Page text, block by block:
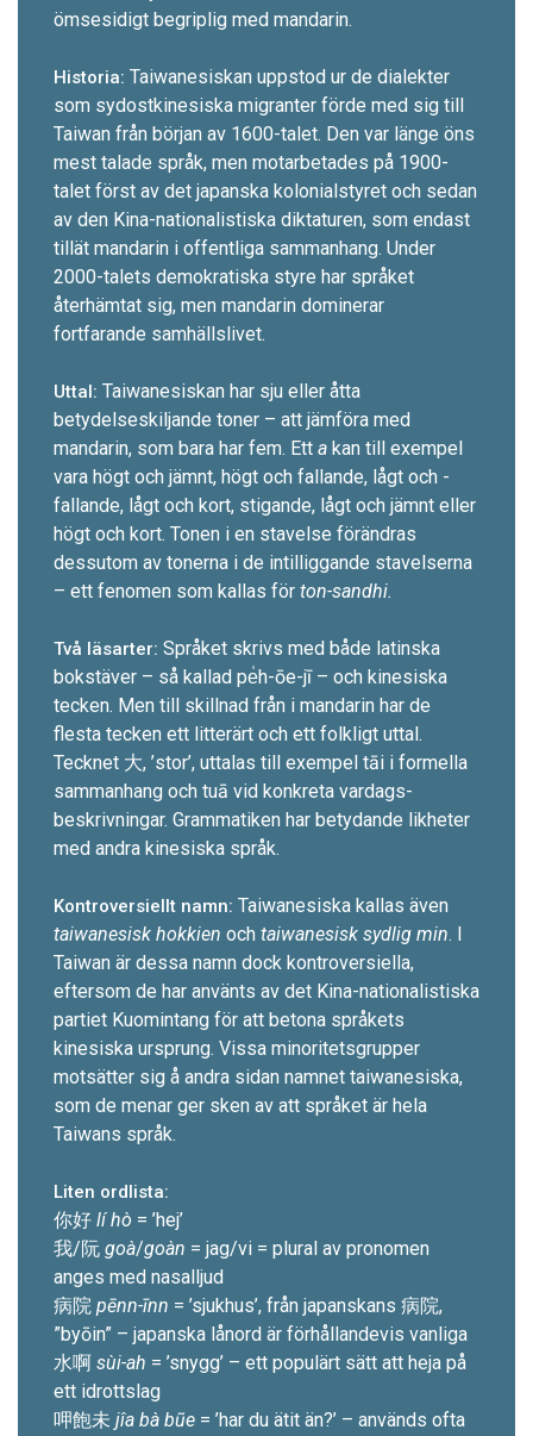
ömsesidigt begriplig med mandarin.
Historia: Taiwanesiskan uppstod ur de dialekter
som sydost­kinesiska migranter förde med sig till
Taiwan från början av 1600-t­alet. Den var länge öns
mest talade språk, men motarbetades på 1900-
talet först av det japanska kolonialstyret och sedan
av den Kina-nationalistiska diktaturen, som endast
tillät mandarin i offentliga sammanhang. Under
2000-talets demokratiska styre har språket
återhämtat sig, men mandarin dominerar
fortfarande samhällslivet.
Uttal: Taiwanesiskan har sju eller åtta
betydelseskiljande toner – att jämföra med
mandarin, som bara har fem. Ett a kan till exempel
vara högt och jämnt, högt och fallande, lågt och ­
fallande, lågt och kort, stigande, lågt och jämnt ­eller
högt och kort. Tonen i en stavelse förändras
dessutom av tonerna i de intilliggande stavelserna
– ett fenomen som kallas för ton-sandhi.
Två läsarter: Språket skrivs med både latinska
bokstäver – så ­kallad pe̍h-ōe-jī – och kinesiska
tecken. Men till skillnad från i mandarin har de
flesta tecken ett litterärt och ett folkligt uttal.
Tecknet 大, ’stor’, uttalas till exempel tāi i formella
sammanhang och tuā vid konkreta vardags­
beskrivningar. Grammatiken har betydande likheter
med andra kinesiska språk.
Kontroversiellt namn: Taiwanesiska kallas även
taiwanesisk hokkien och taiwanesisk sydlig min. I
Taiwan är dessa namn dock kontrover­siella,
eftersom de har använts av det Kina-nationalistiska
partiet Kuomintang för att betona språkets
kinesiska ursprung. Vissa minoritets­grupper
motsätter sig å andra sidan namnet taiwanesiska,
som de menar ger sken av att språket är hela
Taiwans språk.
Liten ordlista:
你好 lí hò = ’hej’
我/阮 goà/goàn = jag/vi = ­plural av pronomen
anges med nasalljud
病院 pēnn-īnn = ’sjukhus’, från japanskans 病院,
”byōin” – japanska lånord är för­hållandevis vanliga
水啊 sùi-ah = ’snygg’ – ett populärt sätt att heja på
ett idrottslag
呷飽未 jîa bà bũe = ’har du ätit än?’ – används ofta